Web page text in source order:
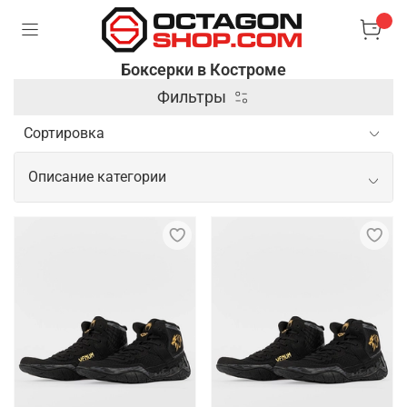
Боксерки в Костроме
Фильтры
Описание категории
эффективных и безопасных
отлично подходит для активного образа жизни.
Они имеют легкую и гибкую конструкцию, которая
обеспечивает комфорт и свободу движений.
Боксерки изготовлены из высококачественных